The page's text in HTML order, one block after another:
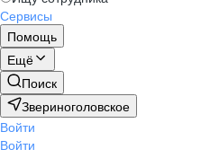
Сервисы
Помощь
Ещё
Поиск
Звериноголовское
Войти
Войти